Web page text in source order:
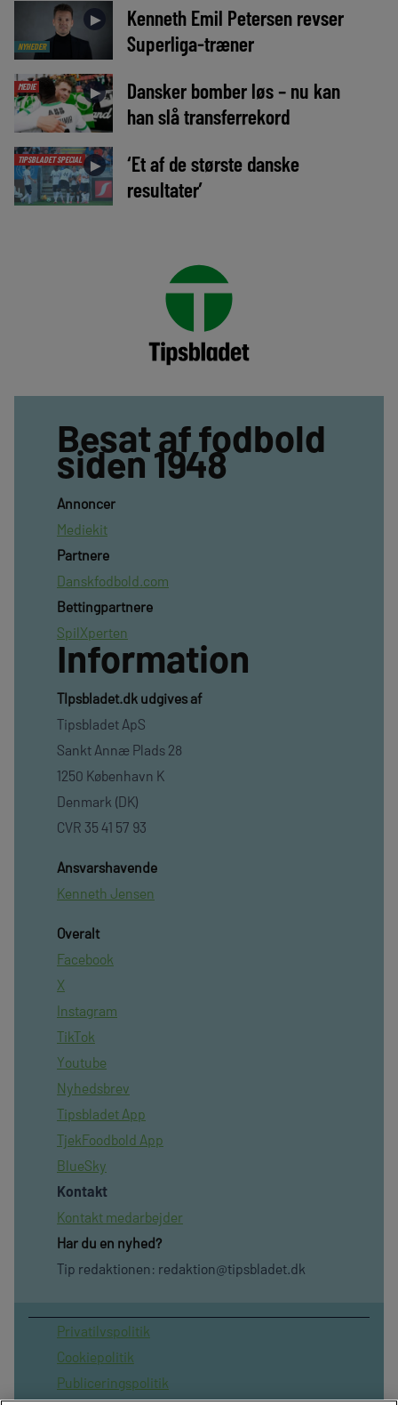
NYHEDER
►
Kenneth Emil Petersen revser
Superliga-træner
MEDIE ►
Dansker bomber løs – nu kan
han slå transferrekord
TIPSBLADET SPECIAL ►
‘Et af de største danske
resultater’
Besat af fodbold
siden 1948
Annoncer
Mediekit
Partnere
Danskfodbold.com
Bettingpartnere
SpilXperten
Information
TIpsbladet.dk udgives af
Tipsbladet ApS
Sankt Annæ Plads 28
1250 København K
Denmark (DK)
CVR 35 41 57 93
Ansvarshavende
Kenneth Jensen
Overalt
Facebook
X
Instagram
TikTok
Youtube
Nyhedsbrev
Tipsbladet App
TjekFoodbold App
BlueSky
Kontakt
Kontakt medarbejder
Har du en nyhed?
Tip redaktionen: redaktion@tipsbladet.dk
Privatilvspolitik
Cookiepolitik
Publiceringspolitik